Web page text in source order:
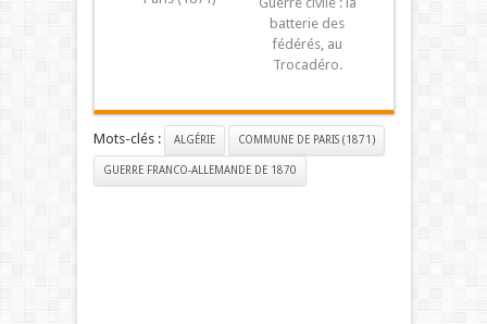
batterie des
fédérés, au
Trocadéro.
Mots-clés : ALGÉRIE COMMUNE DE PARIS (1871)
GUERRE FRANCO-ALLEMANDE DE 1870